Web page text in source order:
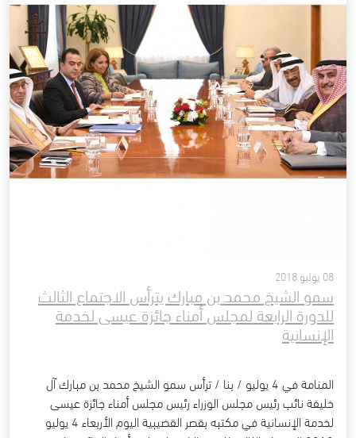
08 يوليو 2018
سمو الشيخ محمد بن مبارك يترأس الاجتماع الثالث
للدورة الرابعة لمجلس أمناء جائزة عيسى لخدمة
الإنسانية
المنامة في 4 يوليو / بنا / ترأس سمو الشيخ محمد بن مبارك آل
خليفة نائب رئيس مجلس الوزراء رئيس مجلس أمناء جائزة عيسى
لخدمة الإنسانية في مكتبه بقصر القضيبية اليوم الأربعاء 4 يوليو